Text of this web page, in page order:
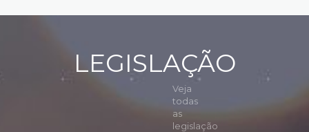
LEGISLAÇÃO
Veja
todas
as
legislação